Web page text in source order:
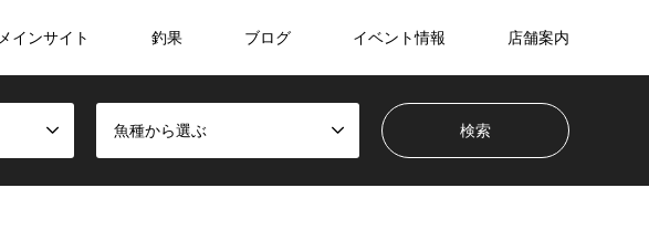
メインサイト 釣果 ブログ イベント情報 店舗案内
魚種から選ぶ